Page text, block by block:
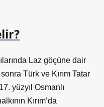
Laz göçüne dair
Türk ve Kırım Tatar
yüzyıl Osmanlı
Kırım’da